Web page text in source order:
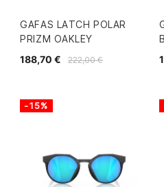
GAFAS LATCH POLAR
PRIZM OAKLEY
222,00 €
188,70 €
-15%